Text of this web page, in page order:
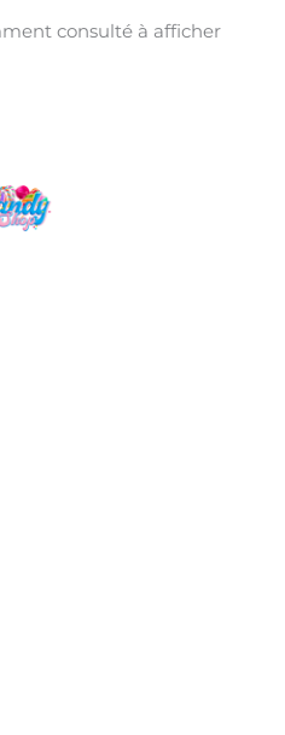
consulté à afficher